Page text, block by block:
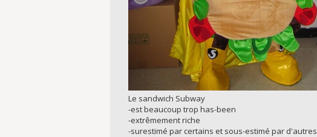
Le sandwich Subway
-est beaucoup trop has-been
-extrêmement riche
-surestimé par certains et sous-estimé par d'autres